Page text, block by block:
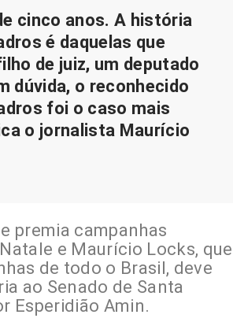
cinco anos. A história
é daquelas que
de juiz, um deputado
dúvida, o reconhecido
foi o caso mais
o jornalista Maurício
premia campanhas
e Maurício Locks, que
de todo o Brasil, deve
ao Senado de Santa
Esperidião Amin.